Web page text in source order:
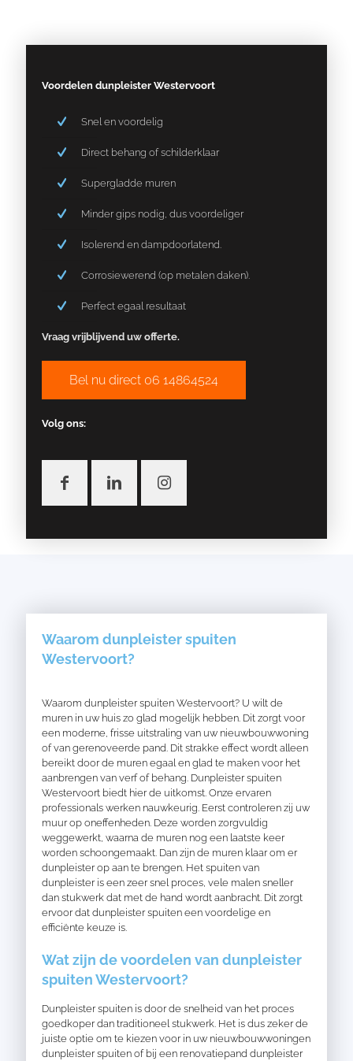
Voordelen dunpleister Westervoort
Snel en voordelig
Direct behang of schilderklaar
Supergladde muren
Minder gips nodig, dus voordeliger
Isolerend en dampdoorlatend.
Corrosiewerend (op metalen daken).
Perfect egaal resultaat
Vraag vrijblijvend uw offerte.
Bel nu direct 06 14864524
Volg ons:
Waarom dunpleister spuiten
Westervoort?
Waarom dunpleister spuiten Westervoort? U wilt de
muren in uw huis zo glad mogelijk hebben. Dit zorgt voor
een moderne, frisse uitstraling van uw nieuwbouwwoning
of van gerenoveerde pand. Dit strakke effect wordt alleen
bereikt door de muren egaal en glad te maken voor het
aanbrengen van verf of behang. Dunpleister spuiten
Westervoort biedt hier de uitkomst. Onze ervaren
professionals werken nauwkeurig. Eerst controleren zij uw
muur op oneffenheden. Deze worden zorgvuldig
weggewerkt, waarna de muren nog een laatste keer
worden schoongemaakt. Dan zijn de muren klaar om er
dunpleister op aan te brengen. Het spuiten van
dunpleister is een zeer snel proces, vele malen sneller
dan stukwerk dat met de hand wordt aanbracht. Dit zorgt
ervoor dat dunpleister spuiten een voordelige en
efficiënte keuze is.
Wat zijn de voordelen van dunpleister
spuiten Westervoort?
Dunpleister spuiten is door de snelheid van het proces
goedkoper dan traditioneel stukwerk. Het is dus zeker de
juiste optie om te kiezen voor in uw nieuwbouwwoningen
dunpleister spuiten of bij een renovatiepand dunpleister